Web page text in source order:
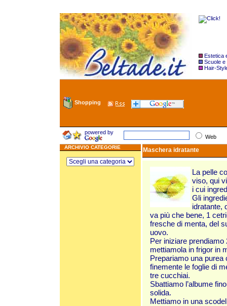
Estetica
Scuole e
Hair-
Shopping
powered by
Web
ARCHIVIO CATEGORIE Maschera idratante
La pelle
viso, qui
i cui
Gli
idratante,
va più che bene, 1
fresche di menta, del
uovo.
Per iniziare
mettiamola in frigor in
Prepariamo una
finemente le foglie di
tre cucchiai.
Sbattiamo l’albume
solida.
Mettiamo in una